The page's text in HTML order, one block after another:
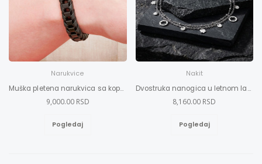
Narukvice
Muška pletena narukvica sa kopčom L
9,000.00 RSD
Pogledaj
Nakit
Dvostruka nanogica u letnom laganom dizajnu
8,160.00 RSD
Pogledaj